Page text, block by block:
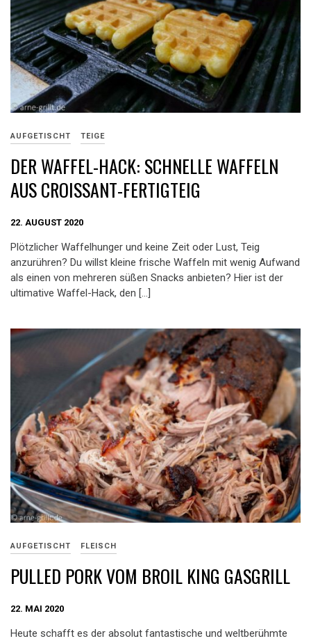
AUFGETISCHT TEIGE
DER WAFFEL-HACK: SCHNELLE WAFFELN
AUS CROISSANT-FERTIGTEIG
22. AUGUST 2020
Plötzlicher Waffelhunger und keine Zeit oder Lust, Teig
anzurühren? Du willst kleine frische Waffeln mit wenig Aufwand
als einen von mehreren süßen Snacks anbieten? Hier ist der
ultimative Waffel-Hack, den […]
AUFGETISCHT FLEISCH
PULLED PORK VOM BROIL KING GASGRILL
22. MAI 2020
Heute schafft es der absolut fantastische und weltberühmte